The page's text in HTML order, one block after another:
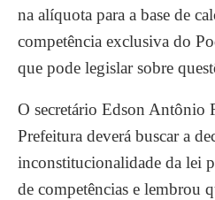
na alíquota para a base de
competência exclusiva do
que pode legislar sobre
O secretário Edson Antônio
Prefeitura deverá buscar a
inconstitucionalidade da lei
de competências e lembrou